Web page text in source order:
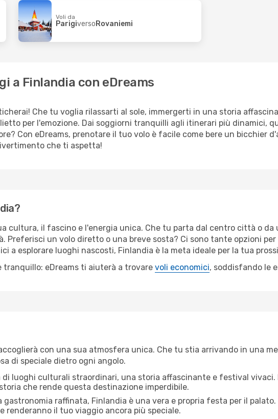
Voli da
ParigiversoRovaniemi
a Finlandia con eDreams
Che tu voglia rilassarti al sole, immergerti in una storia
per l'emozione. Dai soggiorni tranquilli agli itinerari più dinamici,
Con eDreams, prenotare il tuo volo è facile come bere un bicchier
che ti aspetta!
cultura, il fascino e l'energia unica. Che tu parta dal centro città o da
Preferisci un volo diretto o una breve sosta? Ci sono tante opzioni
a esplorare luoghi nascosti, Finlandia è la meta ideale per la tua
tranquillo: eDreams ti aiuterà a trovare voli economici, soddisfando le
con una sua atmosfera unica. Che tu stia arrivando in una
di speciale dietro ogni angolo.
di luoghi culturali straordinari, una storia affascinante e festival vivaci.
che rende questa destinazione imperdibile.
raffinata, Finlandia è una vera e propria festa per il
renderanno il tuo viaggio ancora più speciale.